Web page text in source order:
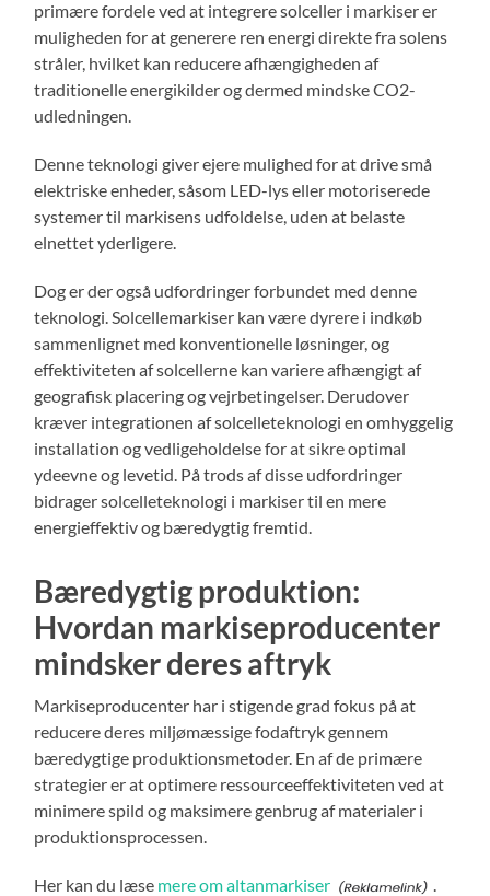
primære fordele ved at integrere solceller i markiser er
muligheden for at generere ren energi direkte fra solens
stråler, hvilket kan reducere afhængigheden af
traditionelle energikilder og dermed mindske CO2-
udledningen.
Denne teknologi giver ejere mulighed for at drive små
elektriske enheder, såsom LED-lys eller motoriserede
systemer til markisens udfoldelse, uden at belaste
elnettet yderligere.
Dog er der også udfordringer forbundet med denne
teknologi. Solcellemarkiser kan være dyrere i indkøb
sammenlignet med konventionelle løsninger, og
effektiviteten af solcellerne kan variere afhængigt af
geografisk placering og vejrbetingelser. Derudover
kræver integrationen af solcelleteknologi en omhyggelig
installation og vedligeholdelse for at sikre optimal
ydeevne og levetid. På trods af disse udfordringer
bidrager solcelleteknologi i markiser til en mere
energieffektiv og bæredygtig fremtid.
Bæredygtig produktion:
Hvordan markiseproducenter
mindsker deres aftryk
Markiseproducenter har i stigende grad fokus på at
reducere deres miljømæssige fodaftryk gennem
bæredygtige produktionsmetoder. En af de primære
strategier er at optimere ressourceeffektiviteten ved at
minimere spild og maksimere genbrug af materialer i
produktionsprocessen.
Her kan du læse mere om altanmarkiser